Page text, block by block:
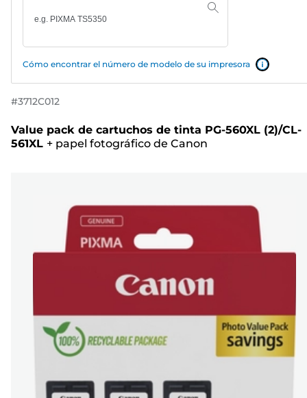
Cómo encontrar el número de modelo de su impresora
#3712C012
Value pack de cartuchos de tinta PG-560XL (2)/CL-
561XL + papel fotográfico de Canon